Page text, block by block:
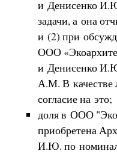
и Денисенко
задачи, а она
и (2) при
ООО
и Денисенко
А.М. В качестве
согласие на это;
доля в ООО
приобретена
И.Ю. по